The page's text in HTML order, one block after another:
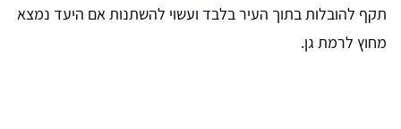
תקף להובלות בתוך העיר בלבד ועשוי להשתנות אם היעד נמצא
מחוץ לרמת גן.